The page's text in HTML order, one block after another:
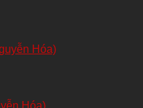
Hóa)
Hóa)